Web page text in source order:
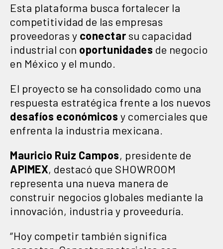
Esta plataforma busca fortalecer la
competitividad de las empresas
proveedoras y conectar su capacidad
industrial con oportunidades de negocio
en México y el mundo.
El proyecto se ha consolidado como una
respuesta estratégica frente a los nuevos
desafíos económicos y comerciales que
enfrenta la industria mexicana.
Mauricio Ruiz Campos, presidente de
APIMEX, destacó que SHOWROOM
representa una nueva manera de
construir negocios globales mediante la
innovación, industria y proveeduría.
“Hoy competir también significa